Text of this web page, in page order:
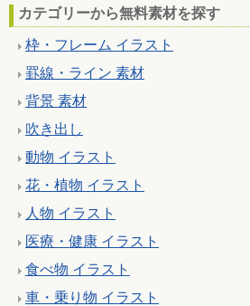
カテゴリーから無料素材を探す
枠・フレーム イラスト
罫線・ライン 素材
背景 素材
吹き出し
動物 イラスト
花・植物 イラスト
人物 イラスト
医療・健康 イラスト
食べ物 イラスト
車・乗り物 イラスト